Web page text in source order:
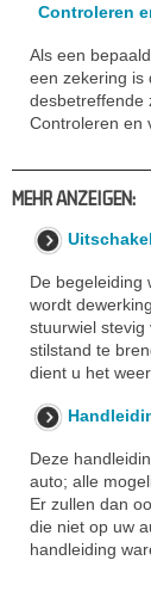
Controleren
Als een
een zekering is
desbetreffende
Controleren en
MEHR ANZEIGEN:
De begeleiding
wordt
stuurwiel
stilstand te
dient u het
Deze
auto; alle
Er zullen dan
die niet op uw
handleiding